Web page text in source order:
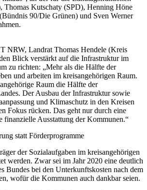
Kutschaty (SPD), Henning Höne
90/Die Grünen) und Sven Werner
NRW, Landrat Thomas Hendele (Kreis
Blick verstärkt auf die Infrastruktur im
zu richten: „Mehr als die Hälfte der
und arbeiten im kreisangehörigen Raum.
Raum die Hälfte der
Der Ausbau der Infrastruktur sowie
und Klimaschutz in den Kreisen
Fokus rücken. Das geht nur durch eine
finanzielle Ausstattung der Kommunen.“
statt Förderprogramme
der Sozialaufgaben im kreisangehörigen
werden. Zwar sei im Jahr 2020 eine deutlich
Bundes bei den Unterkunftskosten nach dem
wofür die Kommunen auch dankbar seien.